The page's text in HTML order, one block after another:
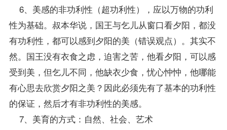
6、美感的非功利性（超功利性），应以万物的功利
性为基础。叔本华说，国王与乞儿从窗口看夕阳，都没
有功利性，都可以感到夕阳的美（错误观点）。其实不
然。国王没有衣食之虑，迫害之苦，他看夕阳，可以感
受到美，但乞儿不同，他缺衣少食，忧心忡忡，他哪能
有心思去欣赏夕阳之美？因此必须先有了基本的功利性
的保证，然后才有非功利性的美感。
7、美育的方式：自然、社会、艺术